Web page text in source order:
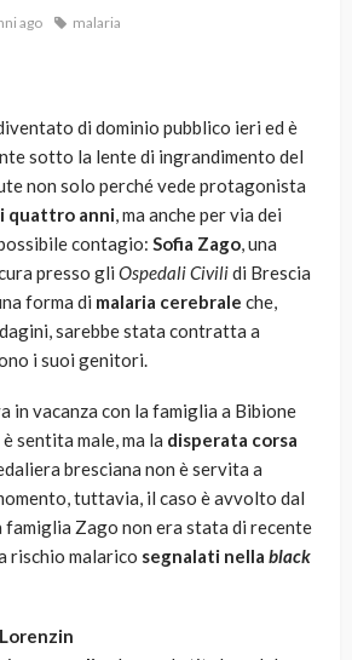
ago malaria
di dominio pubblico ieri ed è
sotto la lente di ingrandimento del
non solo perché vede protagonista
quattro anni, ma anche per via dei
contagio: Sofia Zago, una
presso gli Ospedali Civilidi Brescia
forma di malaria cerebrale che,
sarebbe stata contratta a
i suoi genitori.
in vacanza con la famiglia a Bibione
sentita male, ma la disperata corsa
bresciana non è servita a
tuttavia, il caso è avvolto dal
famiglia Zago non era stata di recente
rischio malarico segnalati nella black